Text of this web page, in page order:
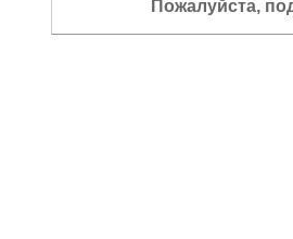
Пожалуйста,